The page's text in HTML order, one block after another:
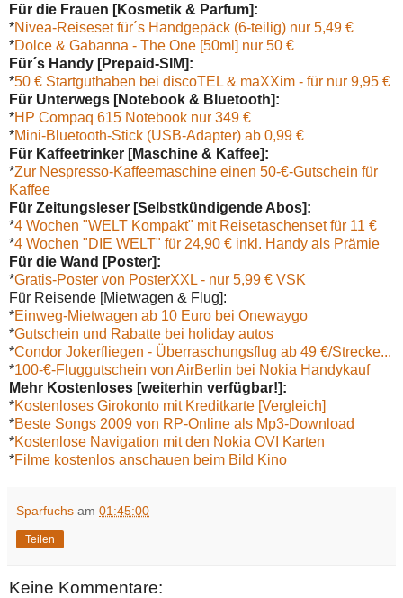
Für die Frauen [Kosmetik & Parfum]:
*Nivea-Reiseset für´s Handgepäck (6-teilig) nur 5,49 €
*Dolce & Gabanna - The One [50ml] nur 50 €
Für´s Handy [Prepaid-SIM]:
*50 € Startguthaben bei discoTEL & maXXim - für nur 9,95 €
Für Unterwegs [Notebook & Bluetooth]:
*HP Compaq 615 Notebook nur 349 €
*Mini-Bluetooth-Stick (USB-Adapter) ab 0,99 €
Für Kaffeetrinker [Maschine & Kaffee]:
*Zur Nespresso-Kaffeemaschine einen 50-€-Gutschein für
Kaffee
Für Zeitungsleser [Selbstkündigende Abos]:
*4 Wochen "WELT Kompakt" mit Reisetaschenset für 11 €
*4 Wochen "DIE WELT" für 24,90 € inkl. Handy als Prämie
Für die Wand [Poster]:
*Gratis-Poster von PosterXXL - nur 5,99 € VSK
Für Reisende [Mietwagen & Flug]:
*Einweg-Mietwagen ab 10 Euro bei Onewaygo
*Gutschein und Rabatte bei holiday autos
*Condor Jokerfliegen - Überraschungsflug ab 49 €/Strecke...
*100-€-Fluggutschein von AirBerlin bei Nokia Handykauf
Mehr Kostenloses [weiterhin verfügbar!]:
*Kostenloses Girokonto mit Kreditkarte [Vergleich]
*Beste Songs 2009 von RP-Online als Mp3-Download
*Kostenlose Navigation mit den Nokia OVI Karten
*Filme kostenlos anschauen beim Bild Kino
Sparfuchs am 01:45:00
Teilen
Keine Kommentare: